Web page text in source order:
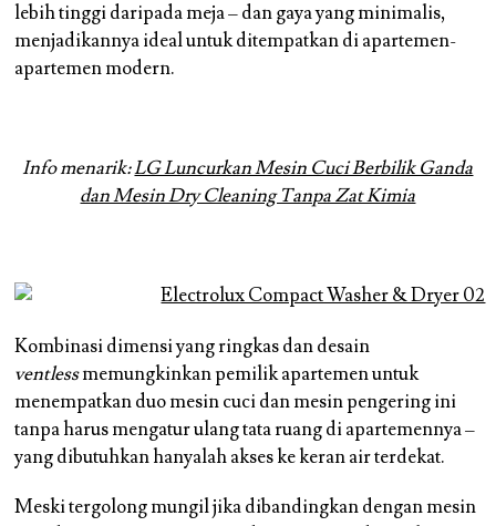
lebih tinggi daripada meja – dan gaya yang minimalis,
menjadikannya ideal untuk ditempatkan di apartemen-
apartemen modern.
Info menarik:LG Luncurkan Mesin Cuci Berbilik Ganda
dan Mesin Dry Cleaning Tanpa Zat Kimia
Kombinasi dimensi yang ringkas dan desain
ventlessmemungkinkan pemilik apartemen untuk
menempatkan duo mesin cuci dan mesin pengering ini
tanpa harus mengatur ulang tata ruang di apartemennya –
yang dibutuhkan hanyalah akses ke keran air terdekat.
Meski tergolong mungil jika dibandingkan dengan mesin